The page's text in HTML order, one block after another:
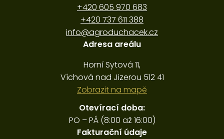
+420 605 970 683
+420 737 611 388
info@agroduchacek.cz
Adresa areálu
Horní Sytová 11,
Víchová nad Jizerou 512 41
Zobrazit na mapě
Otevírací doba:
PO – PÁ (8:00 až 16:00)
Fakturační údaje